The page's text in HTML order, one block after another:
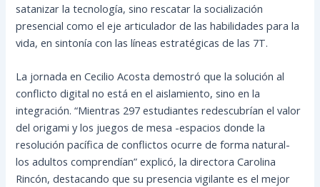
satanizar la tecnología, sino rescatar la socialización
presencial como el eje articulador de las habilidades para la
vida, en sintonía con las líneas estratégicas de las 7T.
La jornada en Cecilio Acosta demostró que la solución al
conflicto digital no está en el aislamiento, sino en la
integración. “Mientras 297 estudiantes redescubrían el valor
del origami y los juegos de mesa -espacios donde la
resolución pacífica de conflictos ocurre de forma natural-
los adultos comprendían” explicó, la directora Carolina
Rincón, destacando que su presencia vigilante es el mejor